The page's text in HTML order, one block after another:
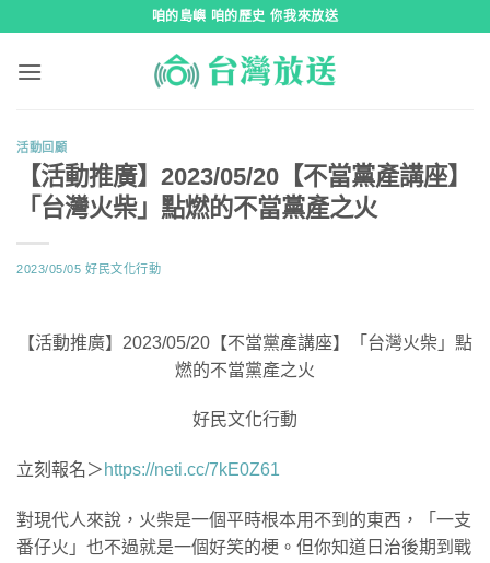
咱的島嶼 咱的歷史 你我來放送
活動回顧
【活動推廣】2023/05/20【不當黨產講座】
「台灣火柴」點燃的不當黨產之火
2023/05/05 好民文化行動
【活動推廣】2023/05/20【不當黨產講座】「台灣火柴」點
燃的不當黨產之火
好民文化行動
立刻報名＞ https://neti.cc/7kE0Z61
對現代人來說，火柴是一個平時根本用不到的東西，「一支
番仔火」也不過就是一個好笑的梗。但你知道日治後期到戰